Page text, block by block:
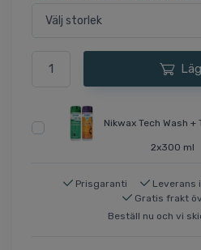
Nikwax Tech Wash
2x300 ml
Prisgaranti
Leverans
Gratis frakt
Beställ nu och vi